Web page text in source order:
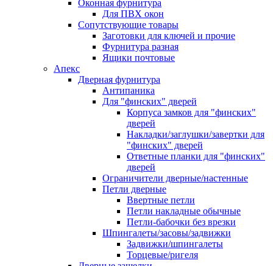
Оконная фурнитура
Для ПВХ окон
Сопутствующие товары
Заготовки для ключей и прочие
Фурнитура разная
Ящики почтовые
Апекс
Дверная фурнитура
Антипаника
Для "финских" дверей
Корпуса замков для "финских"
дверей
Накладки/заглушки/завертки для
"финских" дверей
Ответные планки для "финских"
дверей
Ограничители дверные/настенные
Петли дверные
Ввертные петли
Петли накладные обычные
Петли-бабочки без врезки
Шпингалеты/засовы/задвижки
Задвижки/шпингалеты
Торцевые/ригеля